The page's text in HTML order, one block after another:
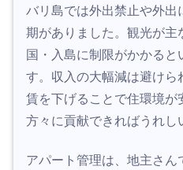
バリ島では外出禁止や外出
期がありました。観光が主
国・入島に制限がかかる
す。収入の大幅減は避けら
賃を下げることで住環境が
方々に貢献できればうれし
アパート管理は、地主さん